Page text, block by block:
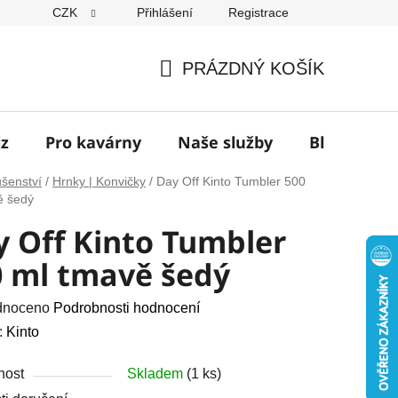
CZK Přihlášení Registrace
KOŠÍK
PRÁZDNÝ KOŠÍK
Pro kavárny Naše služby Blog
/ Hrnky | Konvičky / Day Off Kinto Tumbler 500
šedý
Off Kinto Tumbler
ml tmavě šedý
Podrobnosti hodnocení
Kinto
Skladem (1 ks)